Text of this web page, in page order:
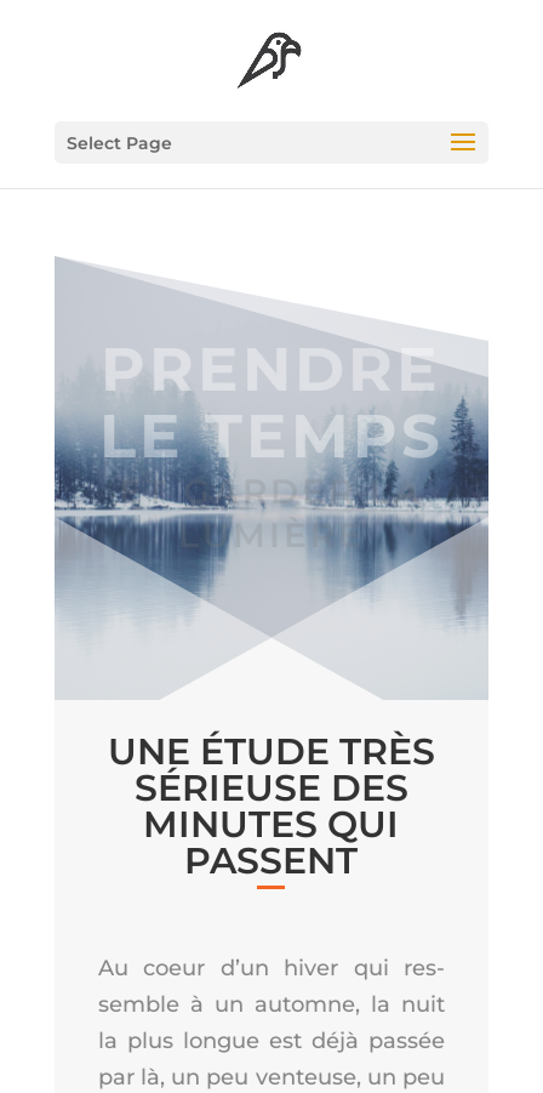
Select Page
PRENDRE
LE TEMPS
ET GAR­DER LA
LUMIÈRE
UNE ÉTUDE TRÈS
SÉRIEUSE DES
MINUTES QUI
PASSENT
Au coeur d’un hiver qui res­
semble à un automne, la nuit
la plus longue est déjà pas­sée
par là, un peu ven­teuse, un peu